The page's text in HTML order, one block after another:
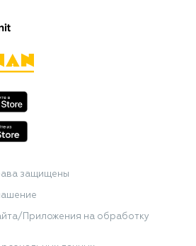
защищены
Приложения на обработку